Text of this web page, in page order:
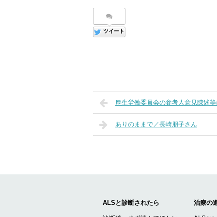
ツイート
厚生労働委員会の参考人意見陳述
ありのままで／長崎朋子さん
ALSと診断されたら 治療の